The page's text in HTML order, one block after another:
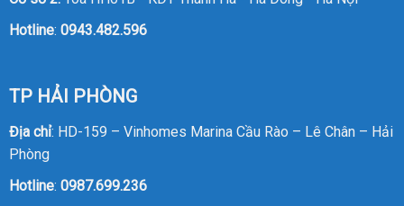
Hotline: 0943.482.596
TP HẢI PHÒNG
Địa chỉ: HD-159 – Vinhomes Marina Cầu Rào – Lê Chân – Hải
Phòng
Hotline: 0987.699.236